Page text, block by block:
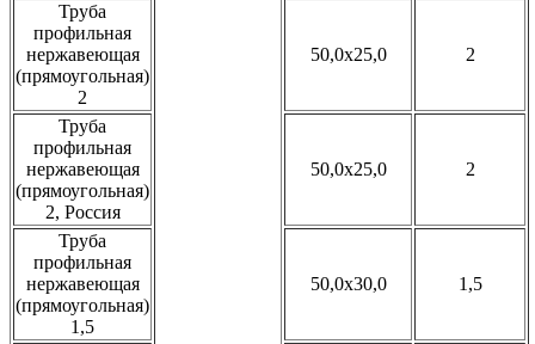
Труба
профильная
нержавеющая
(прямоугольная)
2
50,0x25,0 2
Труба
профильная
нержавеющая
(прямоугольная)
2, Россия
50,0x25,0 2
Труба
профильная
нержавеющая
(прямоугольная)
1,5
50,0x30,0 1,5